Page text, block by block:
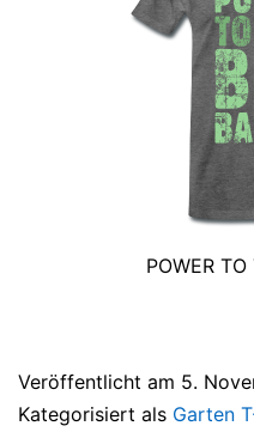
POWER
Veröffentlicht am 5.
Kategorisiert als Garten